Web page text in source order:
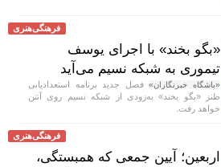
فرهنگی‌هنری
«بگو بخند» با اجرای یوسف
تیموری به شبکه نسیم می‌آید
«باشگاه خبرنگاران»فصل جدید برنامه استعدادیابی
طنز «بگو بخند» به‌زودی از شبکه نسیم روی آنتن
خواهد رفت.
فرهنگی‌هنری
اربعین؛ آیین جمعی که همبستگی،